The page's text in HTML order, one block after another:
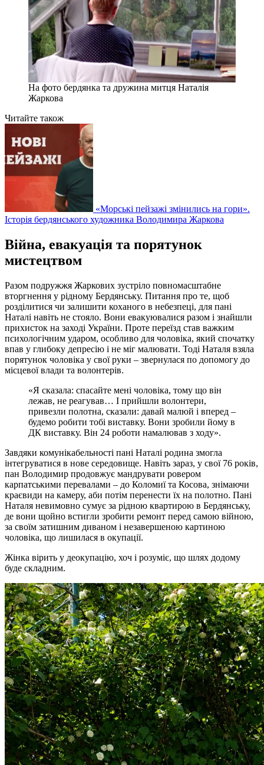
На фото бердянка та дружина митця Наталія
Жаркова
Читайте також
«Морські пейзажі змінились на гори».
Історія бердянського художника Володимира Жаркова
Війна, евакуація та порятунок
мистецтвом
Разом подружжя Жаркових зустріло повномасштабне
вторгнення у рідному Бердянську. Питання про те, щоб
розділитися чи залишити коханого в небезпеці, для пані
Наталі навіть не стояло. Вони евакуювалися разом і знайшли
прихисток на заході України. Проте переїзд став важким
психологічним ударом, особливо для чоловіка, який спочатку
впав у глибоку депресію і не міг малювати. Тоді Наталя взяла
порятунок чоловіка у свої руки – звернулася по допомогу до
місцевої влади та волонтерів.
«Я сказала: спасайте мені чоловіка, тому що він
лежав, не реагував… І прийшли волонтери,
привезли полотна, сказали: давай малюй і вперед –
будемо робити тобі виставку. Вони зробили йому в
ДК виставку. Він 24 роботи намалював з ходу».
Завдяки комунікабельності пані Наталі родина змогла
інтегруватися в нове середовище. Навіть зараз, у свої 76 років,
пан Володимир продовжує мандрувати ровером
карпатськими перевалами – до Коломиї та Косова, знімаючи
краєвиди на камеру, аби потім перенести їх на полотно. Пані
Наталя невимовно сумує за рідною квартирою в Бердянську,
де вони щойно встигли зробити ремонт перед самою війною,
за своїм затишним диваном і незавершеною картиною
чоловіка, що лишилася в окупації.
Жінка вірить у деокупацію, хоч і розуміє, що шлях додому
буде складним.